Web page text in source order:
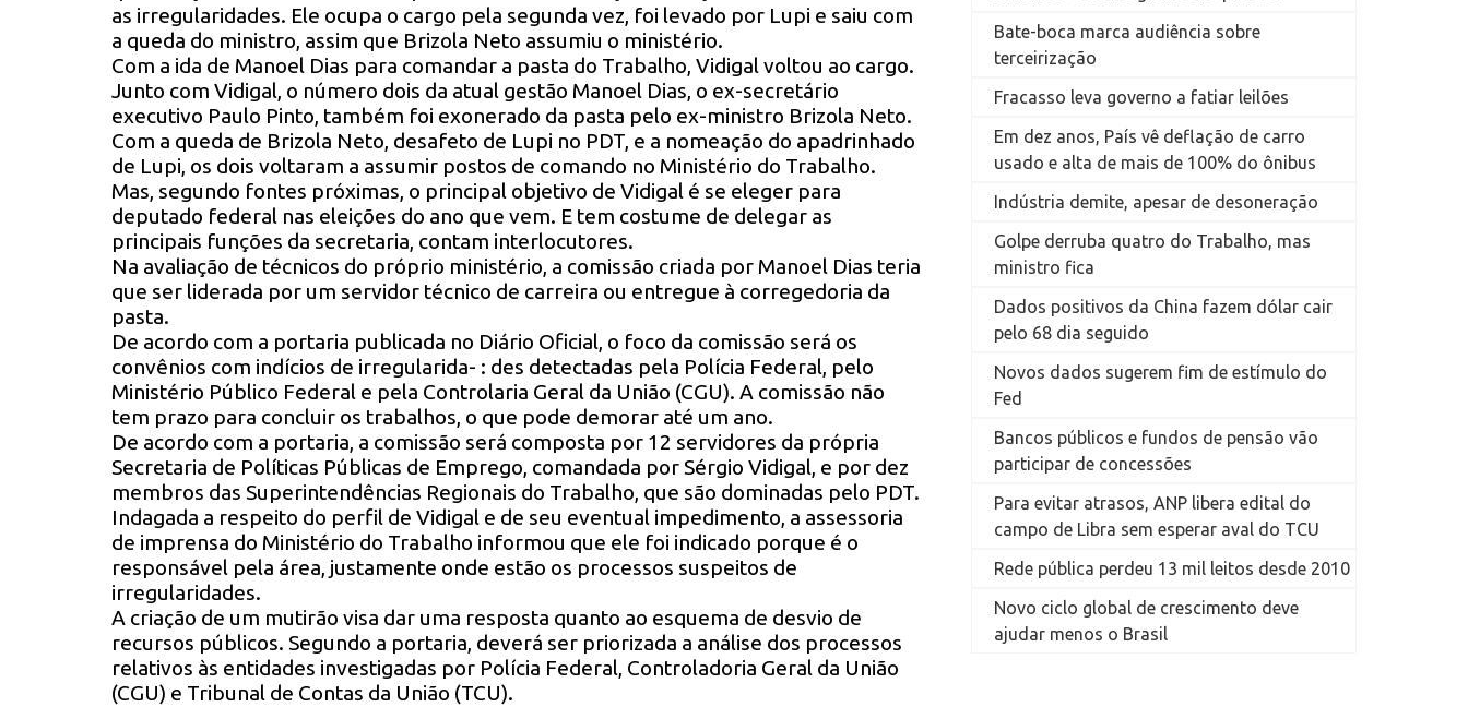
as irregularidades. Ele ocupa o cargo pela segunda vez, foi levado por Lupi e saiu com
a queda do ministro, assim que Brizola Neto assumiu o ministério.
Com a ida de Manoel Dias para comandar a pasta do Trabalho, Vidigal voltou ao cargo.
Junto com Vidigal, o número dois da atual gestão Manoel Dias, o ex-secretário
executivo Paulo Pinto, também foi exonerado da pasta pelo ex-ministro Brizola Neto.
Com a queda de Brizola Neto, desafeto de Lupi no PDT, e a nomeação do apadrinhado
de Lupi, os dois voltaram a assumir postos de comando no Ministério do Trabalho.
Mas, segundo fontes próximas, o principal objetivo de Vidigal é se eleger para
deputado federal nas eleições do ano que vem. E tem costume de delegar as
principais funções da secretaria, contam interlocutores.
Na avaliação de técnicos do próprio ministério, a comissão criada por Manoel Dias teria
que ser liderada por um servidor técnico de carreira ou entregue à corregedoria da
pasta.
De acordo com a portaria publicada no Diário Oficial, o foco da comissão será os
convênios com indícios de irregularida- : des detectadas pela Polícia Federal, pelo
Ministério Público Federal e pela Controlaria Geral da União (CGU). A comissão não
tem prazo para concluir os trabalhos, o que pode demorar até um ano.
De acordo com a portaria, a comissão será composta por 12 servidores da própria
Secretaria de Políticas Públicas de Emprego, comandada por Sérgio Vidigal, e por dez
membros das Superintendências Regionais do Trabalho, que são dominadas pelo PDT.
Indagada a respeito do perfil de Vidigal e de seu eventual impedimento, a assessoria
de imprensa do Ministério do Trabalho informou que ele foi indicado porque é o
responsável pela área, justamente onde estão os processos suspeitos de
irregularidades.
A criação de um mutirão visa dar uma resposta quanto ao esquema de desvio de
recursos públicos. Segundo a portaria, deverá ser priorizada a análise dos processos
relativos às entidades investigadas por Polícia Federal, Controladoria Geral da União
(CGU) e Tribunal de Contas da União (TCU).
Bate-boca marca audiência sobre
terceirização
Fracasso leva governo a fatiar leilões
Em dez anos, País vê deflação de carro
usado e alta de mais de 100% do ônibus
Indústria demite, apesar de desoneração
Golpe derruba quatro do Trabalho, mas
ministro fica
Dados positivos da China fazem dólar cair
pelo 68 dia seguido
Novos dados sugerem fim de estímulo do
Fed
Bancos públicos e fundos de pensão vão
participar de concessões
Para evitar atrasos, ANP libera edital do
campo de Libra sem esperar aval do TCU
Rede pública perdeu 13 mil leitos desde 2010
Novo ciclo global de crescimento deve
ajudar menos o Brasil